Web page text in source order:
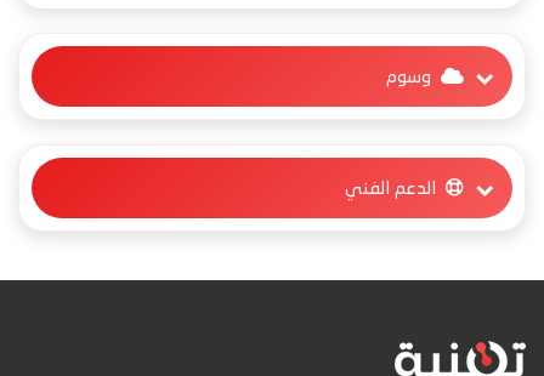
وسوم
الدعم الفني